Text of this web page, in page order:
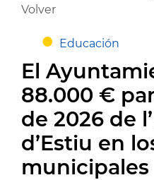
Volver
Educación
El
88.000 €
de 2026 de
d’Estiu en
municipales